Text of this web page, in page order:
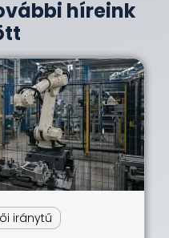
híreink
iránytű